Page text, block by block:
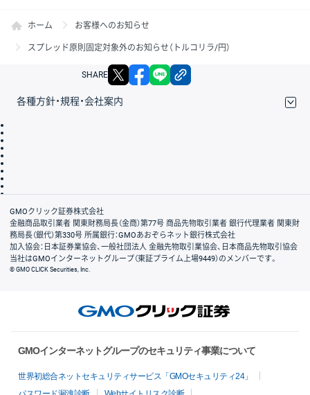
ホーム お客様へのお知らせ
スプレッド原則固定対象外のお知らせ（トルコリラ/円）
SHARE X facebook
各種方針・規程・会社案内
会社案内
GMOクリック証券株式会社
金融商品取引業者 関東財務局長（金商）第77号 商品先物取引業者 銀行代理業者 関東財
務局長（銀代）第330号 所属銀行：GMOあおぞらネット銀行株式会社
加入協会：日本証券業協会、一般社団法人 金融先物取引業協会、日本商品先物取引協会
当社はGMOインターネットグループ（東証プライム上場9449）のメンバーです。
© GMO CLICK Securities, Inc.
GMOインターネットグループのセキュリティ事業について
世界初総合ネットセキュリティサービス「GMOセキュリティ24」